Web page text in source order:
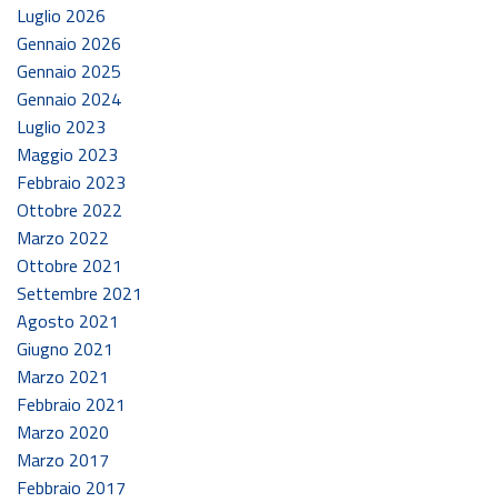
Luglio 2026
Gennaio 2026
Gennaio 2025
Gennaio 2024
Luglio 2023
Maggio 2023
Febbraio 2023
Ottobre 2022
Marzo 2022
Ottobre 2021
Settembre 2021
Agosto 2021
Giugno 2021
Marzo 2021
Febbraio 2021
Marzo 2020
Marzo 2017
Febbraio 2017